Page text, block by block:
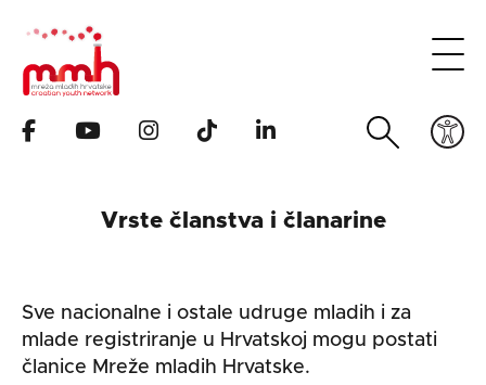
Vrste članstva i članarine
Sve nacionalne i ostale udruge mladih i za
mlade registriranje u Hrvatskoj mogu postati
članice Mreže mladih Hrvatske.